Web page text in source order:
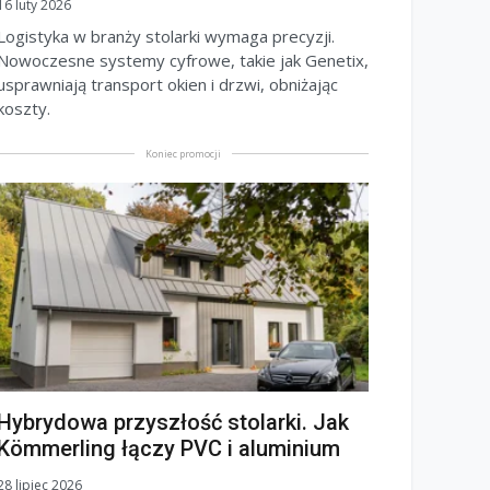
luty 2026
w branży stolarki wymaga precyzji.
systemy cyfrowe, takie jak Genetix,
transport okien i drzwi, obniżając
Koniec promocji
przyszłość stolarki. Jak
łączy PVC i aluminium
lipiec 2026